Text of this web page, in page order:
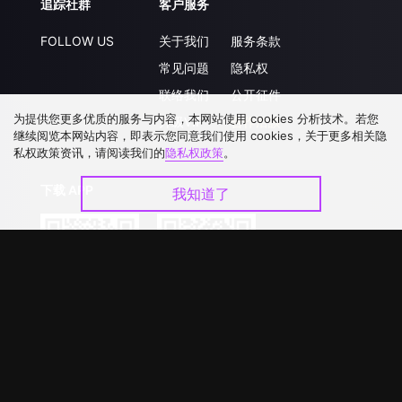
追踪社群
FOLLOW US
客户服务
关于我们
常见问题
联络我们
升级VIP
服务条款
隐私权
公开征件
合作洽談
为提供您更多优质的服务与内容，本网站使用 cookies 分析技术。若您
继续阅览本网站内容，即表示您同意我们使用 cookies，关于更多相关隐
私权政策资讯，请阅读我们的隐私权政策。
我知道了